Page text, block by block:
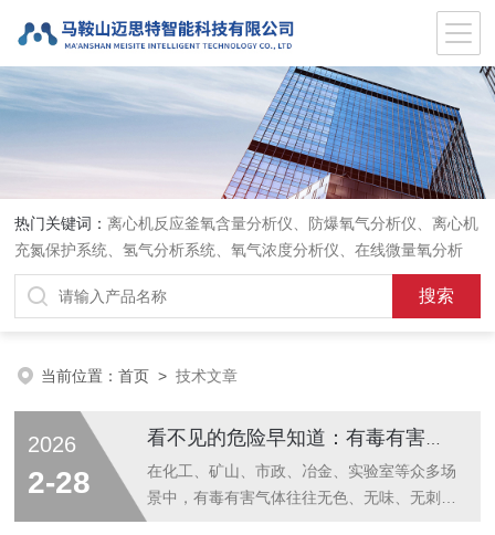
热门关键词：离心机反应釜氧含量分析仪、防爆氧气分析仪、离心机
充氮保护系统、氢气分析系统、氧气浓度分析仪、在线微量氧分析
仪、气体在线分析、在线氧含量分析仪、氧气氮气分析仪、
当前位置：首页 >技术文章
2026
2-28
在化工、矿山、市政、冶金、实验室等众多场
景中，有毒有害气体往往无色、无味、无刺激